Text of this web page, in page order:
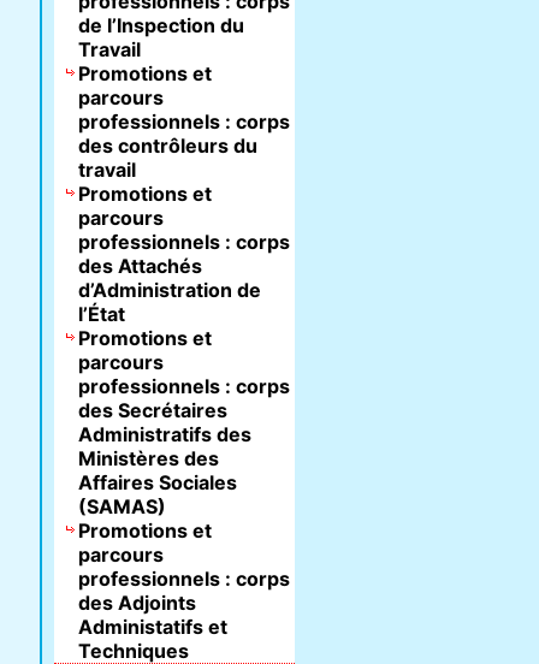
de l’Inspection du
Travail
Promotions et
parcours
professionnels : corps
des contrôleurs du
travail
Promotions et
parcours
professionnels : corps
des Attachés
d’Administration de
l’État
Promotions et
parcours
professionnels : corps
des Secrétaires
Administratifs des
Ministères des
Affaires Sociales
(SAMAS)
Promotions et
parcours
professionnels : corps
des Adjoints
Administatifs et
Techniques